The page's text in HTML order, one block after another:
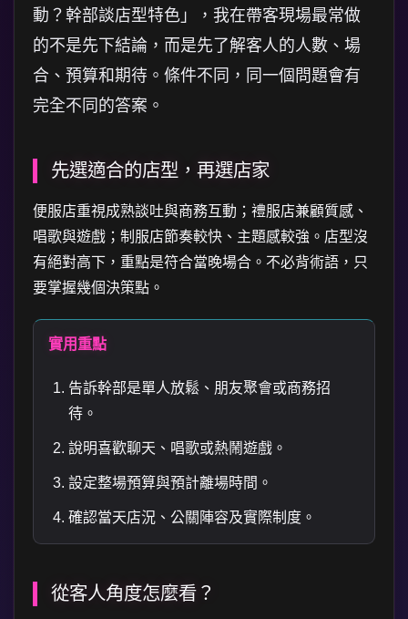
動？幹部談店型特色」，我在帶客現場最常做
的不是先下結論，而是先了解客人的人數、場
合、預算和期待。條件不同，同一個問題會有
完全不同的答案。
先選適合的店型，再選店家
便服店重視成熟談吐與商務互動；禮服店兼顧質感、
唱歌與遊戲；制服店節奏較快、主題感較強。店型沒
有絕對高下，重點是符合當晚場合。不必背術語，只
要掌握幾個決策點。
實用重點
告訴幹部是單人放鬆、朋友聚會或商務招
待。
說明喜歡聊天、唱歌或熱鬧遊戲。
設定整場預算與預計離場時間。
確認當天店況、公關陣容及實際制度。
從客人角度怎麼看？